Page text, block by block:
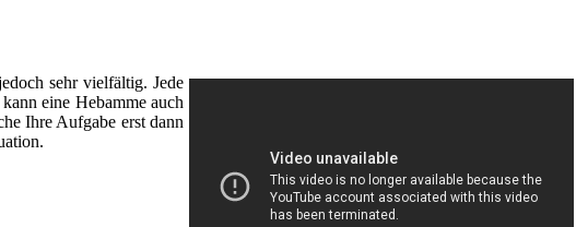
sehr vielfältig. Jede
eine Hebamme auch
Ihre Aufgabe erst dann